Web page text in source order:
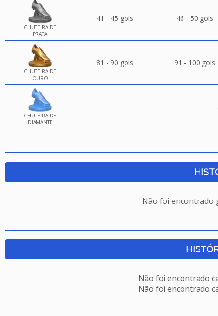
CHUTEIRA DE
PRATA
41 - 45 gols 46 - 50 gols
CHUTEIRA DE
OURO
81 - 90 gols 91 - 100 gols
CHUTEIRA DE
DIAMANTE
Não foi encontrado
Não foi encontrado
Não foi encontrado